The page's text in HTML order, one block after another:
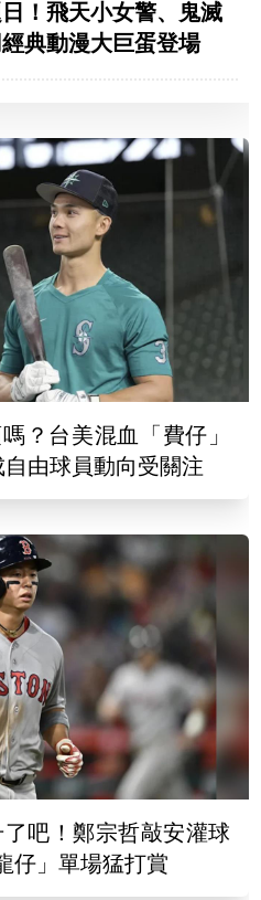
！飛天小女警、鬼滅
典動漫大巨蛋登場
？台美混血「費仔」
由球員動向受關注
吧！鄭宗哲敲安灌球
混血「龍仔」單場猛打賞